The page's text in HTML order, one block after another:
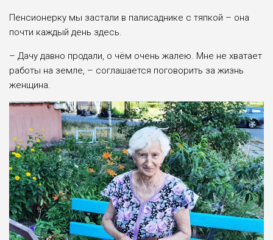
Пенсионерку мы застали в палисаднике с тяпкой – она
почти каждый день здесь.
– Дачу давно продали, о чём очень жалею. Мне не хватает
работы на земле, – соглашается поговорить за жизнь
женщина.